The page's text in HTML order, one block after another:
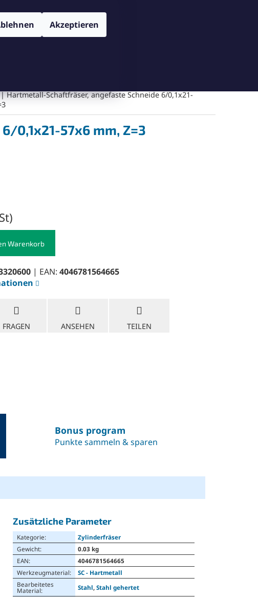
Akzeptieren
| Hartmetall-Schaftfräser, angefaste Schneide 6/0,1x21-
0,1x21-57x6 mm, Z=3
)
Warenkorb
| EAN: 4046781564665
FRAGEN ANSEHEN TEILEN
Bonus program
Punkte sammeln & sparen
Zusätzliche Parameter
Kategorie:
Zylinderfräser
Gewicht:
0.03 kg
EAN:
4046781564665
Werkzeugmaterial:
SC - Hartmetall
Bearbeitetes
Material: Stahl,Stahl gehertet